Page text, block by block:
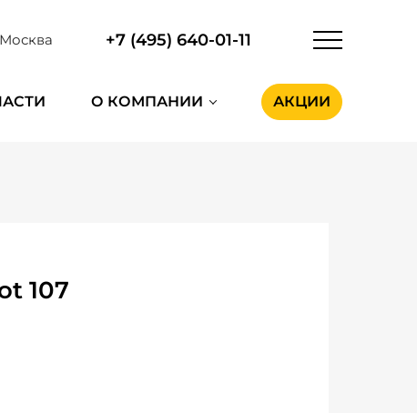
Москва +7 (495) 640-01-11
О КОМПАНИИ АКЦИИ
107